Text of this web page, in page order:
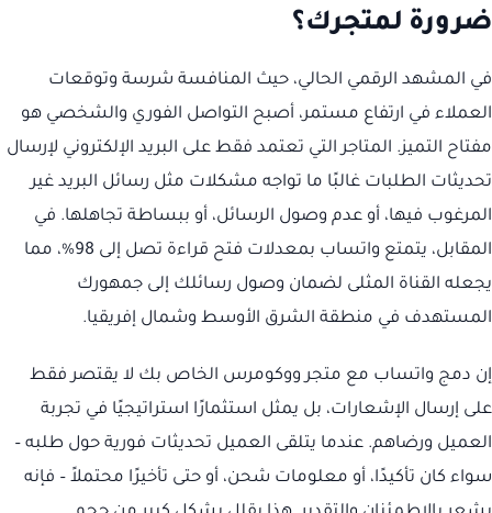
ضرورة لمتجرك؟
في المشهد الرقمي الحالي، حيث المنافسة شرسة وتوقعات
العملاء في ارتفاع مستمر، أصبح التواصل الفوري والشخصي هو
مفتاح التميز. المتاجر التي تعتمد فقط على البريد الإلكتروني لإرسال
تحديثات الطلبات غالبًا ما تواجه مشكلات مثل رسائل البريد غير
المرغوب فيها، أو عدم وصول الرسائل، أو ببساطة تجاهلها. في
المقابل، يتمتع واتساب بمعدلات فتح قراءة تصل إلى 98%، مما
يجعله القناة المثلى لضمان وصول رسائلك إلى جمهورك
المستهدف في منطقة الشرق الأوسط وشمال إفريقيا.
إن دمج واتساب مع متجر ووكومرس الخاص بك لا يقتصر فقط
على إرسال الإشعارات، بل يمثل استثمارًا استراتيجيًا في تجربة
العميل ورضاهم. عندما يتلقى العميل تحديثات فورية حول طلبه –
سواء كان تأكيدًا، أو معلومات شحن، أو حتى تأخيرًا محتملاً – فإنه